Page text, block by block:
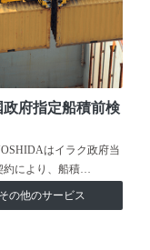
政府指定船積前検
はイラク政府当
約により、船積…
その他のサービス